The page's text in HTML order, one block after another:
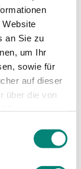
an Sie zu
um Ihr
sowie für
auf dieser
über die von
eine
wahren
oder
dazu
denken,
wurde.